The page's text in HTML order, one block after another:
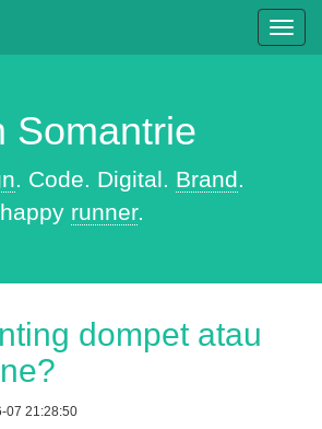
Somantrie
. Code. Digital. Brand.
runner.
dompet atau
07 21:28:50